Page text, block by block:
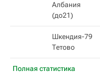
Полная статистика
Албания
(до21)
Шкендия-79
Тетово